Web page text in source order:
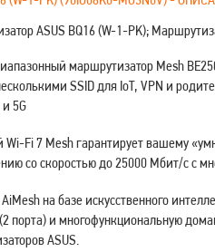
ASUS BQ16 (W-1-PK);
маршрутизатор Mesh
SSID для IoT, VPN и
5G
Fi 7 Mesh гарантирует вашему
со скоростью до 25000 Мбит/с с
на базе искусственного
(2 порта) и многофункциональную
ASUS.